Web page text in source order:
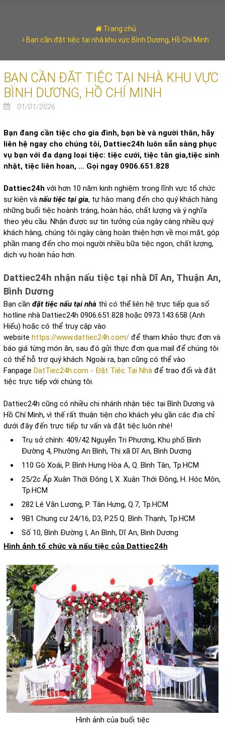
Trang chủ
Bạn cần đặt tiệc tại nhà khu vực Bình Dương, Hồ Chí Minh
BẠN CẦN ĐẶT TIỆC TẠI NHÀ KHU VỰC
BÌNH DƯƠNG, HỒ CHÍ MINH
01/01/2026
Bạn đang cần tiệc cho gia đình, bạn bè và người thân, hãy
liên hệ ngay cho chúng tôi, Dattiec24h luôn sẵn sàng phục
vụ bạn với đa dạng loại tiệc: tiệc cưới, tiệc tân gia,tiệc sinh
nhật, tiệc liên hoan, ... Gọi ngay 0906.651.828
Dattiec24h với hơn 10 năm kinh nghiệm trong lĩnh vực tổ chức
sự kiện và nấu tiệc tại gia, tự hào mang đến cho quý khách hàng
những buổi tiệc hoành tráng, hoàn hảo, chất lượng và ý nghĩa
theo yêu cầu. Nhận được sự tin tưởng của ngày càng nhiều quý
khách hàng, chúng tôi ngày càng hoàn thiện hợn về mọi mặt, góp
phần mang đến cho mọi người nhiều bữa tiệc ngon, chất lượng,
dịch vụ hoàn hảo hơn.
Dattiec24h nhận nấu tiệc tại nhà Dĩ An, Thuận An,
Bình Dương
Bạn cần đặt tiệc nấu tại nhà thì có thể liên hệ trực tiếp qua số
hotline nhà Dattiec24h 0906.651.828 hoặc 0973.143.658 (Anh
Hiếu) hoặc có thể truy cập vào
website https://www.dattiec24h.com/ để tham khảo thực đơn và
báo giá từng món ăn, sau đó gửi thực đơn qua mail để chúng tôi
có thể hỗ trợ quý khách. Ngoài ra, bạn cũng có thể vào
Fanpage DatTiec24h.com - Đặt Tiệc Tại Nhà để trao đổi và đặt
tiệc trực tiếp với chúng tôi.
Dattiec24h cũng có nhiều chi nhánh nhận tiệc tại Bình Dương và
Hồ Chí Minh, vì thế rất thuận tiện cho khách yêu gần các địa chỉ
dưới đây đến trực tiếp tư vấn và đặt tiệc luôn nhé!
Trụ sở chính: 409/42 Nguyễn Tri Phương, Khu phố Bình
Đường 4, Phường An Bình, Thị xã Dĩ An, Bình Dương
110 Gò Xoái, P. Bình Hưng Hòa A, Q. Bình Tân, Tp.HCM
25/2c Ấp Xuân Thới Đông I, X. Xuân Thới Đông, H. Hóc Môn,
Tp.HCM
282 Lê Văn Lương, P. Tân Hưng, Q.7, Tp.HCM
9B1 Chung cư 24/16, D3, P.25 Q. Bình Thạnh, Tp.HCM
Số 10, Bình Đường I, An Bình, Dĩ An, Bình Dương
Hình ảnh tổ chức và nấu tiệc của Dattiec24h
Hình ảnh của buổi tiệc